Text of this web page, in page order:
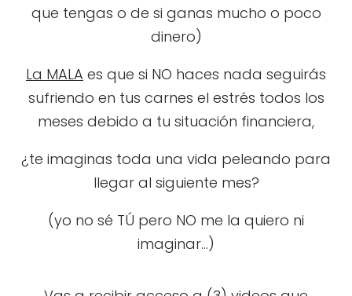
que tengas o de si ganas mucho o poco
dinero)
La MALA es que si NO haces nada seguirás
sufriendo en tus carnes el estrés todos los
meses debido a tu situación financiera,
¿te imaginas toda una vida peleando para
llegar al siguiente mes?
(yo no sé TÚ pero NO me la quiero ni
imaginar...)